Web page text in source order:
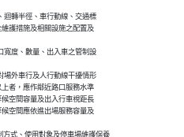
、迴轉半徑、車行動線、交通標
維護措施及相關設施之配置及
口寬度、數量、出入車之管制設
對場外車行及人行動線干擾情形
上者，應作鄰近路口服務水準
候空間容量及出入行車視距長
候空間應依進出場服務容量及
方式、使用對象及停車場維護保養